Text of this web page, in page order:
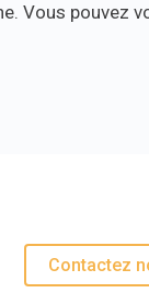
Vous pouvez
Contactez